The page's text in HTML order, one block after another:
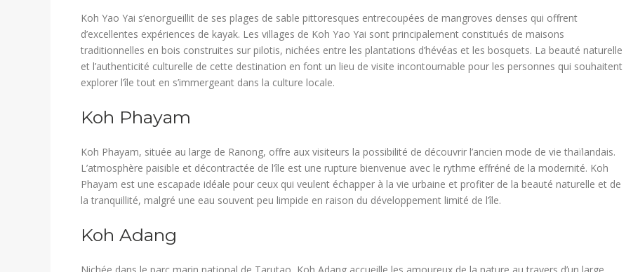
Koh Yao Yai s’enorgueillit de ses plages de sable pittoresques entrecoupées de mangroves denses qui offrent
d’excellentes expériences de kayak. Les villages de Koh Yao Yai sont principalement constitués de maisons
traditionnelles en bois construites sur pilotis, nichées entre les plantations d’hévéas et les bosquets. La beauté naturelle
et l’authenticité culturelle de cette destination en font un lieu de visite incontournable pour les personnes qui souhaitent
explorer l’île tout en s’immergeant dans la culture locale.
​Koh Phayam
Koh Phayam, située au large de Ranong, offre aux visiteurs la possibilité de découvrir l’ancien mode de vie thaïlandais.
L’atmosphère paisible et décontractée de l’île est une rupture bienvenue avec le rythme effréné de la modernité. Koh
Phayam est une escapade idéale pour ceux qui veulent échapper à la vie urbaine et profiter de la beauté naturelle et de
la tranquillité, malgré une eau souvent peu limpide en raison du développement limité de l’île.
​Koh Adang